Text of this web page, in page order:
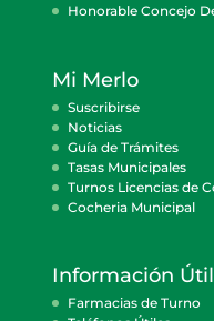
Honorable Concejo
Mi Merlo
Suscribirse
Noticias
Guía de Trámites
Tasas Municipales
Turnos Licencias de
Cocheria Municipal
Información Útil
Farmacias de Turno